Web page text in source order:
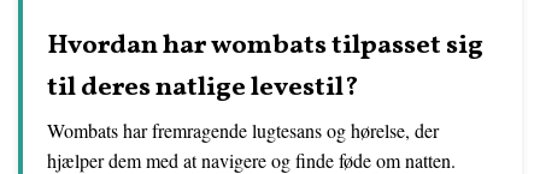
Hvordan har wombats tilpasset sig
til deres natlige levestil?
Wombats har fremragende lugtesans og hørelse, der
hjælper dem med at navigere og finde føde om natten.